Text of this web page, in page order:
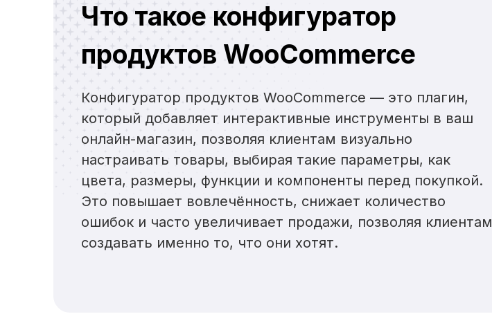
Что такое конфигуратор
продуктов WooCommerce
Конфигуратор продуктов WooCommerce — это плагин,
который добавляет интерактивные инструменты в ваш
онлайн-магазин, позволяя клиентам визуально
настраивать товары, выбирая такие параметры, как
цвета, размеры, функции и компоненты перед покупкой.
Это повышает вовлечённость, снижает количество
ошибок и часто увеличивает продажи, позволяя клиентам
создавать именно то, что они хотят.